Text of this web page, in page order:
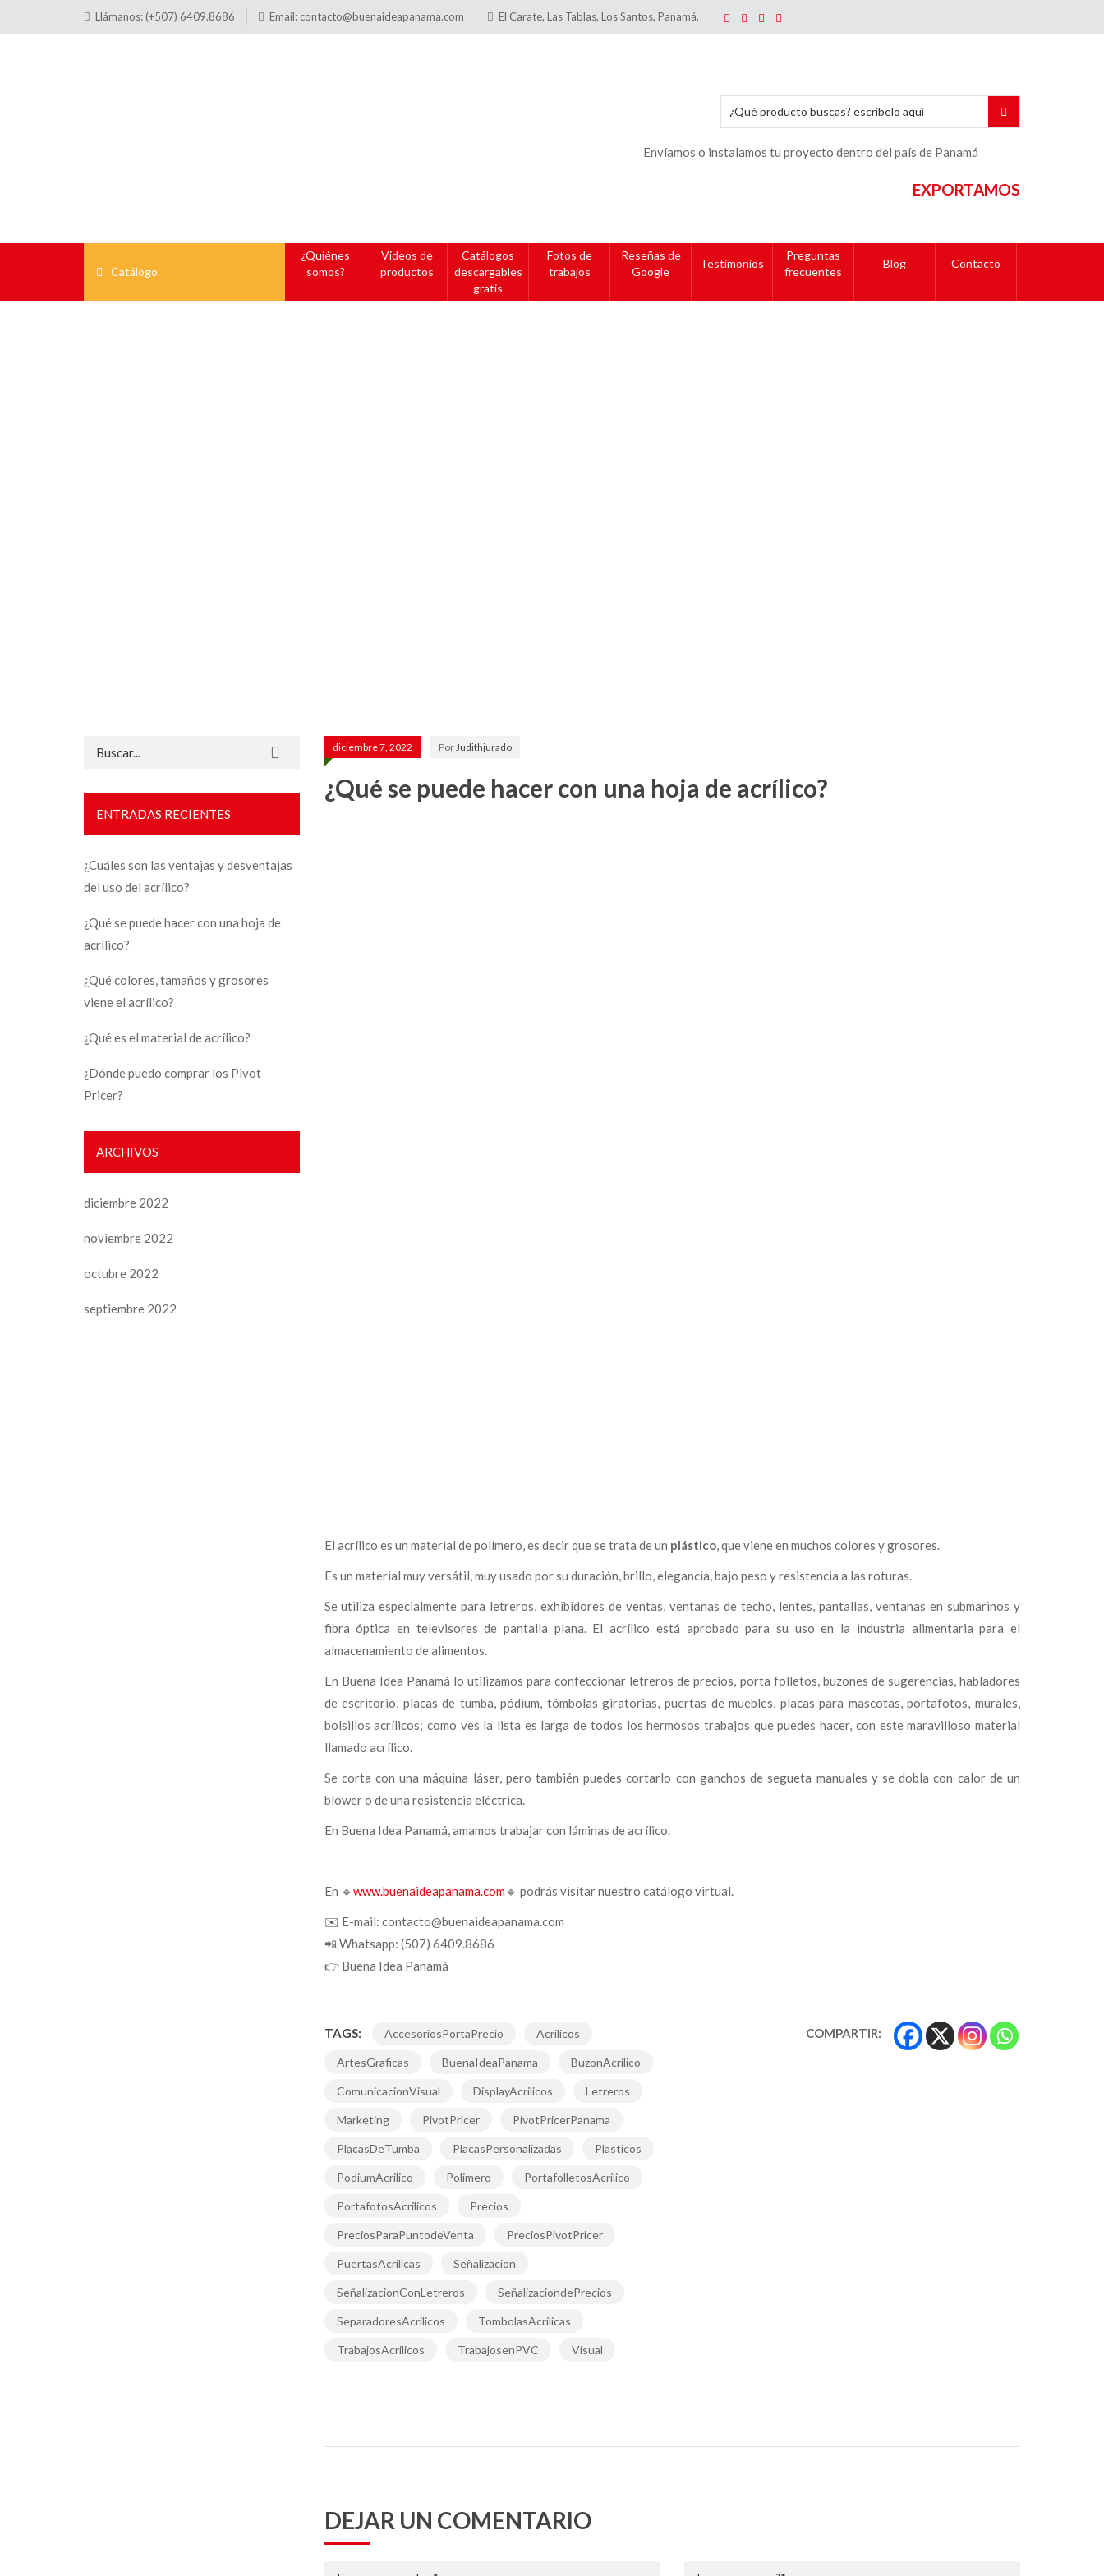
Llámanos: (+507) 6409.8686 Email: contacto@buenaideapanama.com El Carate, Las Tablas, Los Santos, Panamá.
Envíamos o instalamos tu proyecto dentro del país de Panamá
EXPORTAMOS
Catálogo
¿Quiénes
somos?
Videos de
productos
Catálogos
descargables
gratis
Fotos de
trabajos
Reseñas de
Google
Testimonios
Preguntas
frecuentes
Blog Contacto
diciembre 7, 2022 Por Judithjurado
¿Qué se puede hacer con una hoja de acrílico?
El acrílico es un material de polímero, es decir que se trata de un plástico, que viene en muchos colores y grosores.
Es un material muy versátil, muy usado por su duración, brillo, elegancia, bajo peso y resistencia a las roturas.
Se utiliza especialmente para letreros, exhibidores de ventas, ventanas de techo, lentes, pantallas, ventanas en submarinos y
fibra óptica en televisores de pantalla plana. El acrílico está aprobado para su uso en la industria alimentaria para el
almacenamiento de alimentos.
En Buena Idea Panamá lo utilizamos para confeccionar letreros de precios, porta folletos, buzones de sugerencias, habladores
de escritorio, placas de tumba, pódium, tómbolas giratorias, puertas de muebles, placas para mascotas, portafotos, murales,
bolsillos acrílicos; como ves la lista es larga de todos los hermosos trabajos que puedes hacer, con este maravilloso material
llamado acrílico.
Se corta con una máquina láser, pero también puedes cortarlo con ganchos de segueta manuales y se dobla con calor de un
blower o de una resistencia eléctrica.
En Buena Idea Panamá, amamos trabajar con láminas de acrílico.
En 🔹www.buenaideapanama.com🔹 podrás visitar nuestro catálogo virtual.
✉️ E-mail: contacto@buenaideapanama.com
📲 Whatsapp: (507) 6409.8686
👉 Buena Idea Panamá
TAGS: AccesoriosPortaPrecio Acrilicos
ArtesGraficas BuenaIdeaPanama BuzonAcrilico
ComunicacionVisual DisplayAcrilicos Letreros
Marketing PivotPricer PivotPricerPanama
PlacasDeTumba PlacasPersonalizadas Plasticos
PodiumAcrilico Polimero PortafolletosAcrilico
PortafotosAcrilicos Precios
PreciosParaPuntodeVenta PreciosPivotPricer
PuertasAcrilicas Señalizacion
SeñalizacionConLetreros SeñalizaciondePrecios
SeparadoresAcrilicos TombolasAcrilicas
TrabajosAcrilicos TrabajosenPVC Visual
COMPARTIR:
DEJAR UN COMENTARIO
Buscar:
ENTRADAS RECIENTES
¿Cuáles son las ventajas y desventajas
del uso del acrílico?
¿Qué se puede hacer con una hoja de
acrílico?
¿Qué colores, tamaños y grosores
viene el acrílico?
¿Qué es el material de acrílico?
¿Dónde puedo comprar los Pivot
Pricer?
ARCHIVOS
diciembre 2022
noviembre 2022
octubre 2022
septiembre 2022